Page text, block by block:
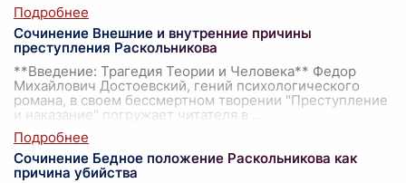
Сочинение Внешние и внутренние причины
преступления Раскольникова
**Введение: Трагедия Теории и Человека** Федор
Михайлович Достоевский, гений психологического
романа, в своем бессмертном творении "Преступление
и наказание" погружает читателя в
Сочинение Бедное положение Раскольникова как
причина убийства